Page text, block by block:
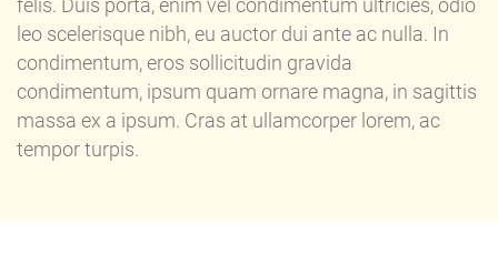
felis. Duis porta, enim vel condimentum ultricies, odio
leo scelerisque nibh, eu auctor dui ante ac nulla. In
condimentum, eros sollicitudin gravida
condimentum, ipsum quam ornare magna, in sagittis
massa ex a ipsum. Cras at ullamcorper lorem, ac
tempor turpis.